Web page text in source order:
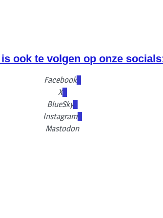
ook te volgen op onze
Facebook
X
BlueSky
Instagram
Mastodon